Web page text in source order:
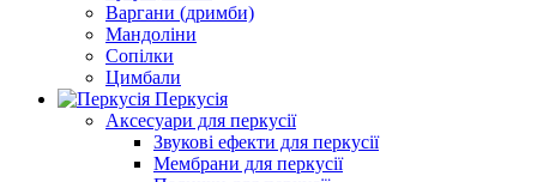
Варгани (дримби)
Мандоліни
Сопілки
Цимбали
Перкусія
Аксесуари для перкусії
Звукові ефекти для перкусії
Мембрани для перкусії